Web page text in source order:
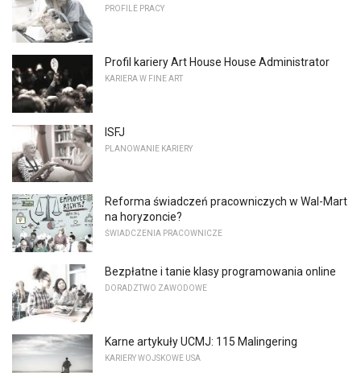
PROFILE PRACY
Profil kariery Art House House Administrator
KARIERA W FINE ART
ISFJ
PLANOWANIE KARIERY
Reforma świadczeń pracowniczych w Wal-Mart
na horyzoncie?
ŚWIADCZENIA PRACOWNICZE
Bezpłatne i tanie klasy programowania online
DORADZTWO ZAWODOWE
Karne artykuły UCMJ: 115 Malingering
KARIERY WOJSKOWE USA